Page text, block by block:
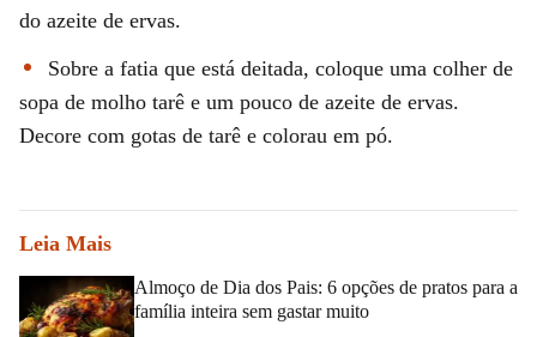
do azeite de ervas.
Sobre a fatia que está deitada, coloque uma colher de
sopa de molho tarê e um pouco de azeite de ervas.
Decore com gotas de tarê e colorau em pó.
Leia Mais
Almoço de Dia dos Pais: 6 opções de pratos para a
família inteira sem gastar muito